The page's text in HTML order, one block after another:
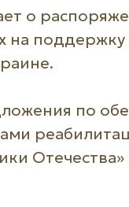
о
поддержку
по
Отечества»